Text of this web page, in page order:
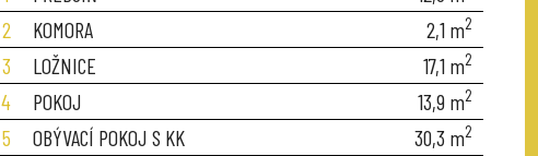
2
KOMORA 2,1 m2
3 LOŽNICE 17,1 m2
4 POKOJ 13,9 m2
5 OBÝVACÍ POKOJ S KK 30,3 m2